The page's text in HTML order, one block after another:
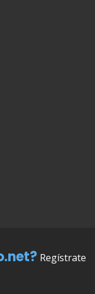
Regístrate